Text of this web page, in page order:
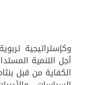
وكإستراتيجية
أجل التنمية